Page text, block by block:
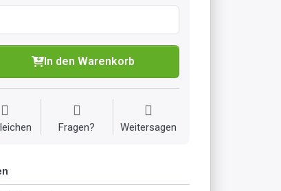
In den Warenkorb
Fragen? Weitersagen